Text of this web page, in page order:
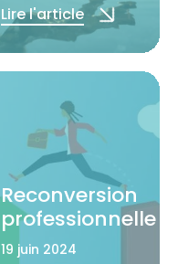
Lire l'article
Reconversion
professionnelle
19 juin 2024